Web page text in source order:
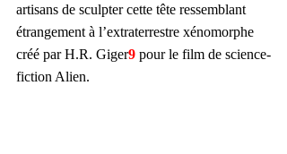
artisans de sculpter cette tête ressemblant
étrangement à l’extraterrestre xénomorphe
créé par H.R. Giger9 pour le film de science-
fiction Alien.